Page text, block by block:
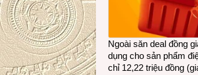
Ngoài săn deal đồng
dụng cho sản phẩm
chỉ 12,22 triệu đồng